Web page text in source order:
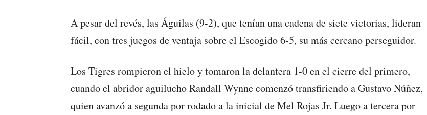
A pesar del revés, las Águilas (9-2), que tenían una cadena de siete victorias, lideran
fácil, con tres juegos de ventaja sobre el Escogido 6-5, su más cercano perseguidor.
Los Tigres rompieron el hielo y tomaron la delantera 1-0 en el cierre del primero,
cuando el abridor aguilucho Randall Wynne comenzó transfiriendo a Gustavo Núñez,
quien avanzó a segunda por rodado a la inicial de Mel Rojas Jr. Luego a tercera por